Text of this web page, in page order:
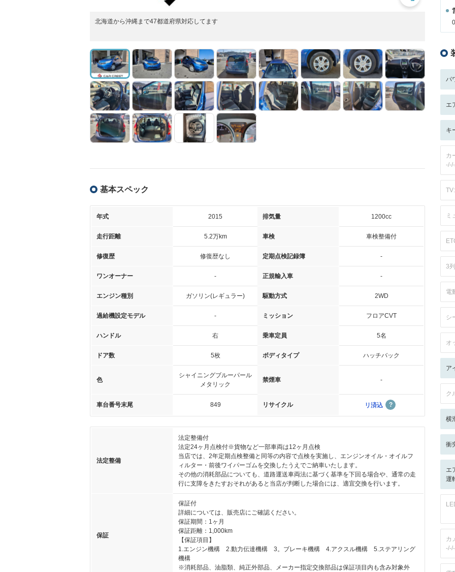
北海道から沖縄まで47都道府県対応してます
基本スペック
年式 2015 排気量 1200cc
走行距離 5.2万km 車検 車検整備付
修復歴 修復歴なし 定期点検記録簿 -
ワンオーナー - 正規輸入車 -
エンジン種別 ガソリン(レギュラー) 駆動方式 2WD
過給機設定モデル - ミッション フロアCVT
ハンドル 右 乗車定員 5名
ドア数 5枚 ボディタイプ ハッチバック
色
シャイニングブルーパール
メタリック
禁煙車 -
車台番号末尾 849 リサイクル リ済込
法定整備
法定整備付
法定24ヶ月点検付※貨物など一部車両は12ヶ月点検
当店では、2年定期点検整備と同等の内容で点検を実施し、エンジンオイル・オイルフ
ィルター・前後ワイパーゴムを交換したうえでご納車いたします。
その他の消耗部品についても、道路運送車両法に基づく基準を下回る場合や、通常の走
行に支障をきたすおそれがあると当店が判断した場合には、適宜交換を行います。
保証
保証付
詳細については、販売店にご確認ください。
保証期間：1ヶ月
保証距離：1,000km
【保証項目】
1.エンジン機構 2.動力伝達機構 3。ブレーキ機構 4.アクスル機構 5.ステアリング
機構
※消耗部品、油脂類、純正外部品、メーカー指定交換部品は保証項目内も含み対象外
パ
エ
キ
カ
ミ
3
電
シ
オ
ア
ク
横
衝
エ
運
カ